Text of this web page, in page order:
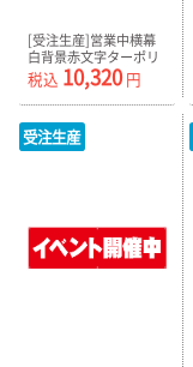
[受注生産]営業中横幕
白背景赤文字ターポリ
ン360cm×180cm
TA009-01
税込 10,320 円
受注生産